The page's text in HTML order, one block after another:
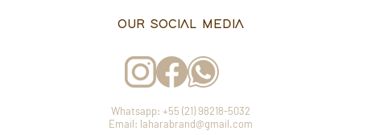
OUR SOCIAL MEDIA
Whatsapp: +55 (21) 98218-5032
Email: laharabrand@gmail.com